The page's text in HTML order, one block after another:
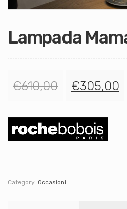
Lampada
€610,00 €305,00
Category: Occasioni